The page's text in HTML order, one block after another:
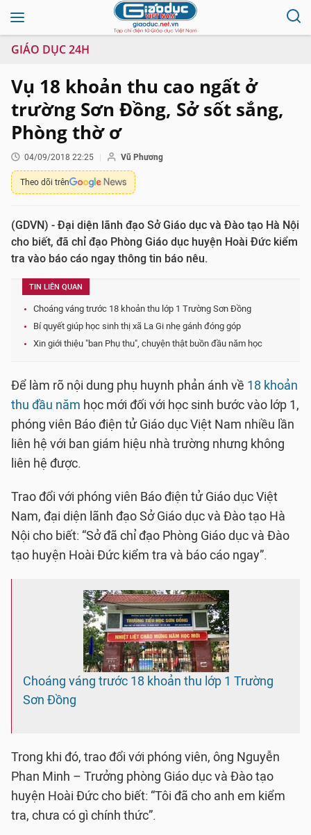
GIÁO DỤC 24H
Vụ 18 khoản thu cao ngất ở
trường Sơn Đồng, Sở sốt sắng,
Phòng thờ ơ
04/09/2018 22:25 Vũ Phương
Theo dõi trên
(GDVN) - Đại diện lãnh đạo Sở Giáo dục và Đào tạo Hà Nội
cho biết, đã chỉ đạo Phòng Giáo dục huyện Hoài Đức kiểm
tra vào báo cáo ngay thông tin báo nêu.
TIN LIÊN QUAN
Choáng váng trước 18 khoản thu lớp 1 Trường Sơn Đồng
Bí quyết giúp học sinh thị xã La Gi nhẹ gánh đóng góp
Xin giới thiệu "ban Phụ thu", chuyện thật buồn đầu năm học
Để làm rõ nội dung phụ huynh phản ánh về 18 khoản
thu đầu năm học mới đối với học sinh bước vào lớp 1,
phóng viên Báo điện tử Giáo dục Việt Nam nhiều lần
liên hệ với ban giám hiệu nhà trường nhưng không
liên hệ được.
Trao đổi với phóng viên Báo điện tử Giáo dục Việt
Nam, đại diện lãnh đạo Sở Giáo dục và Đào tạo Hà
Nội cho biết: “Sở đã chỉ đạo Phòng Giáo dục và Đào
tạo huyện Hoài Đức kiểm tra và báo cáo ngay”.
Choáng váng trước 18 khoản thu lớp 1 Trường
Sơn Đồng
Trong khi đó, trao đổi với phóng viên, ông Nguyễn
Phan Minh – Trưởng phòng Giáo dục và Đào tạo
huyện Hoài Đức cho biết: “Tôi đã cho anh em kiểm
tra, chưa có gì chính thức”.